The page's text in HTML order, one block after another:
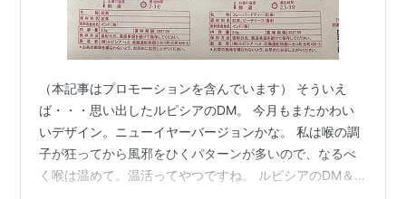
（本記事はプロモーションを含んでいます） そういえ
ば・・・思い出したルピシアのDM。 今月もまたかわい
いデザイン。ニューイヤーバージョンかな。 私は喉の調
子が狂ってから風邪をひくパターンが多いので、なるべ
く喉は温めて。温活ってやつですね。 ルピシアのDM＆